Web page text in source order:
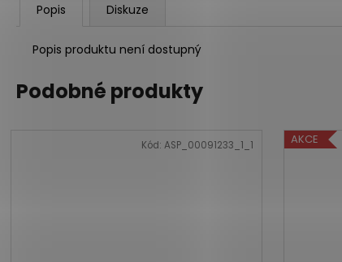
Popis Diskuze
Popis produktu není dostupný
Podobné produkty
Kód: ASP_00091233_1_1 AKCE